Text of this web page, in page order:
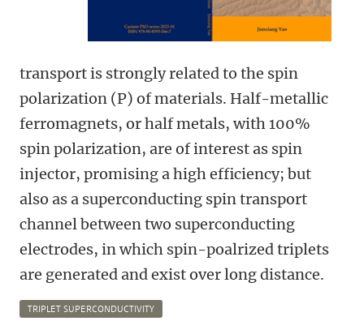
transport is strongly related to the spin
polarization (P) of materials. Half-metallic
ferromagnets, or half metals, with 100%
spin polarization, are of interest as spin
injector, promising a high efficiency; but
also as a superconducting spin transport
channel between two superconducting
electrodes, in which spin-poalrized triplets
are generated and exist over long distance.
TRIPLET SUPERCONDUCTIVITY